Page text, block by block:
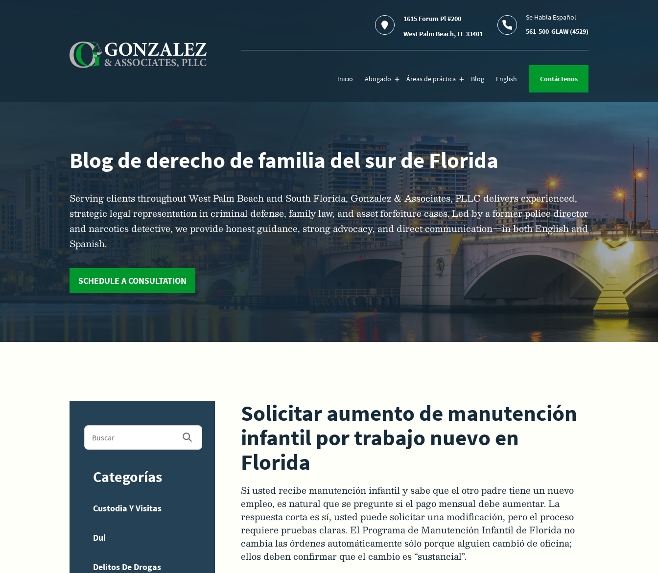
1615 Forum Pl #200
West Palm Beach, FL 33401
Se Habla Español
561-500-GLAW (4529)
Inicio Abogado Áreas de práctica Blog English Contáctenos
Blog de derecho de familia del sur de Florida
Serving clients throughout West Palm Beach and South Florida, Gonzalez & Associates, PLLC delivers experienced,
strategic legal representation in criminal defense, family law, and asset forfeiture cases. Led by a former police director
and narcotics detective, we provide honest guidance, strong advocacy, and direct communication—in both English and
Spanish.
SCHEDULE A CONSULTATION
Categorías
Custodia Y Visitas
Dui
Delitos De Drogas
Solicitar aumento de manutención
infantil por trabajo nuevo en
Florida
Si usted recibe manutención infantil y sabe que el otro padre tiene un nuevo
empleo, es natural que se pregunte si el pago mensual debe aumentar. La
respuesta corta es sí, usted puede solicitar una modificación, pero el proceso
requiere pruebas claras. El Programa de Manutención Infantil de Florida no
cambia las órdenes automáticamente sólo porque alguien cambió de oficina;
ellos deben confirmar que el cambio es “sustancial”.